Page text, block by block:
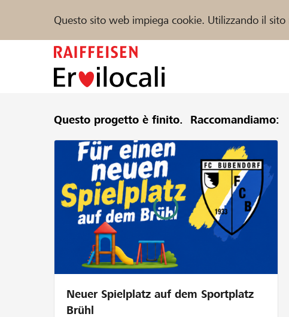
Questo sito web impiega cookie. Utilizzando il
Sostenere Aiuto & supporto Partner /
Trova progetti e organizzazioni
FR IT
Questo progetto è finito. Raccomandiamo:
Neuer Spielplatz auf dem Sportplatz
Brühl